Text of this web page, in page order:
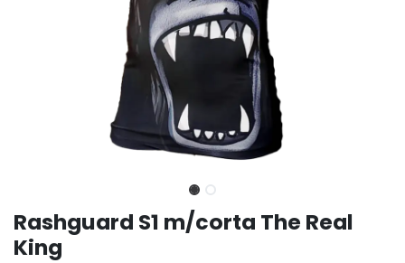
Rashguard S1 m/corta The Real
King